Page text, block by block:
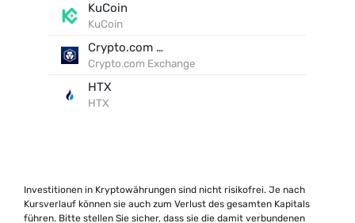
KuCoin
KuCoin
Crypto.com Exchange
Crypto.com Exchange
HTX
HTX
Investitionen in Kryptowährungen sind nicht risikofrei. Je nach
Kursverlauf können sie auch zum Verlust des gesamten Kapitals
führen. Bitte stellen Sie sicher, dass sie die damit verbundenen